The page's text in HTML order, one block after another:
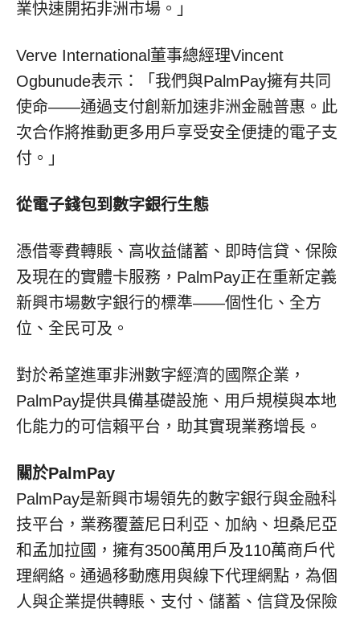
業快速開拓非洲市場。」
Verve International董事總經理Vincent
Ogbunude表示：「我們與PalmPay擁有共同
使命——通過支付創新加速非洲金融普惠。此
次合作將推動更多用戶享受安全便捷的電子支
付。」
從電子錢包到數字銀行生態
憑借零費轉賬、高收益儲蓄、即時信貸、保險
及現在的實體卡服務，PalmPay正在重新定義
新興市場數字銀行的標準——個性化、全方
位、全民可及。
對於希望進軍非洲數字經濟的國際企業，
PalmPay提供具備基礎設施、用戶規模與本地
化能力的可信賴平台，助其實現業務增長。
關於PalmPay
PalmPay是新興市場領先的數字銀行與金融科
技平台，業務覆蓋尼日利亞、加納、坦桑尼亞
和孟加拉國，擁有3500萬用戶及110萬商戶代
理網絡。通過移動應用與線下代理網點，為個
人與企業提供轉賬、支付、儲蓄、信貸及保險